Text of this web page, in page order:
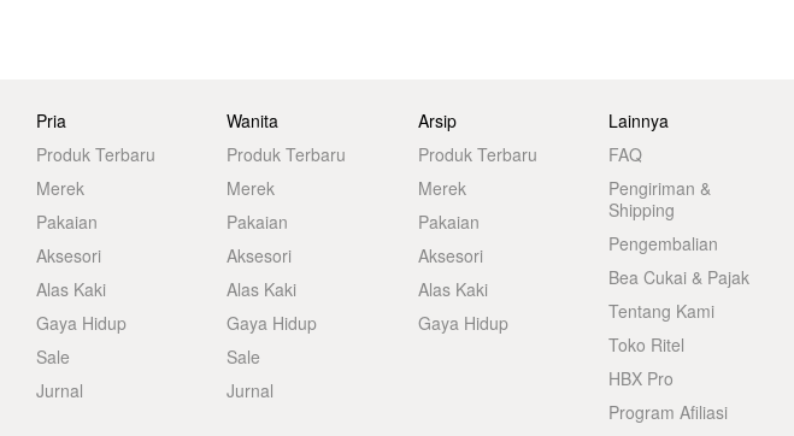
Pria
Produk Terbaru
Merek
Pakaian
Aksesori
Alas Kaki
Gaya Hidup
Sale
Jurnal
Wanita
Produk Terbaru
Merek
Pakaian
Aksesori
Alas Kaki
Gaya Hidup
Sale
Jurnal
Arsip
Produk Terbaru
Merek
Pakaian
Aksesori
Alas Kaki
Gaya Hidup
Lainnya
FAQ
Pengiriman &
Shipping
Pengembalian
Bea Cukai & Pajak
Tentang Kami
Toko Ritel
HBX Pro
Program Afiliasi